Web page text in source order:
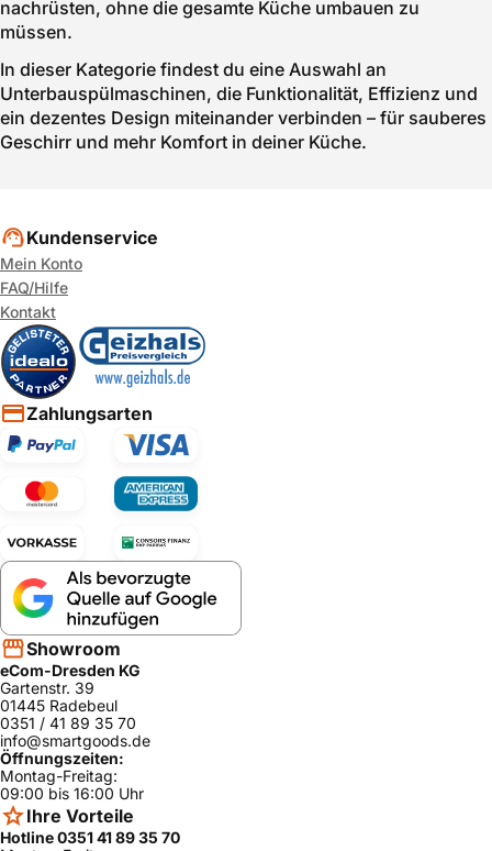
nachrüsten, ohne die gesamte Küche umbauen zu
müssen.
In dieser Kategorie findest du eine Auswahl an
Unterbauspülmaschinen, die Funktionalität, Effizienz und
ein dezentes Design miteinander verbinden – für sauberes
Geschirr und mehr Komfort in deiner Küche.
Kundenservice
Mein Konto
FAQ/Hilfe
Kontakt
Zahlungsarten
Showroom
eCom-Dresden KG
Gartenstr. 39
01445 Radebeul
0351 / 41 89 35 70
info@smartgoods.de
Öffnungszeiten:
Montag-Freitag:
09:00 bis 16:00 Uhr
Ihre Vorteile
Hotline 0351 41 89 35 70